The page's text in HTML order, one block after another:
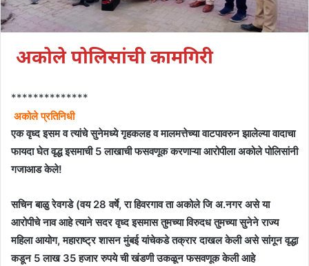
अकोले पोलिसांची कामगिरी
**************
अकोले प्रतिनिधी
एक वृध्द इसम व त्यांचे सुनेमध्ये गृहकलह व मालमत्तेच्या वाटपावरुन झालेल्या वादाचा
फायदा घेत वृद्ध इसमाची 5 लाखाची फसवणूक करणाऱ्या आरोपीला अकोले पोलिसांनी
गजाआड केले!
सचिन बाळु रेवगडे (वय 28 वर्षे, रा हिवरगाव ता अकोले जि अ.नगर असे या
आरोपीचे नाव आहे त्याने सदर वृध्द इसमास तुमच्या विरुदध तुमच्या सुनेने राज्य
महिला आयोग, महाराष्ट्र शासन मुंबई यांचेकडे तक्रार दाखल केली असे सांगून वृद्धा
कडून 5 लाख 35 हजार रुपये ची खंडणी उकळून फसवणूक केली आहे